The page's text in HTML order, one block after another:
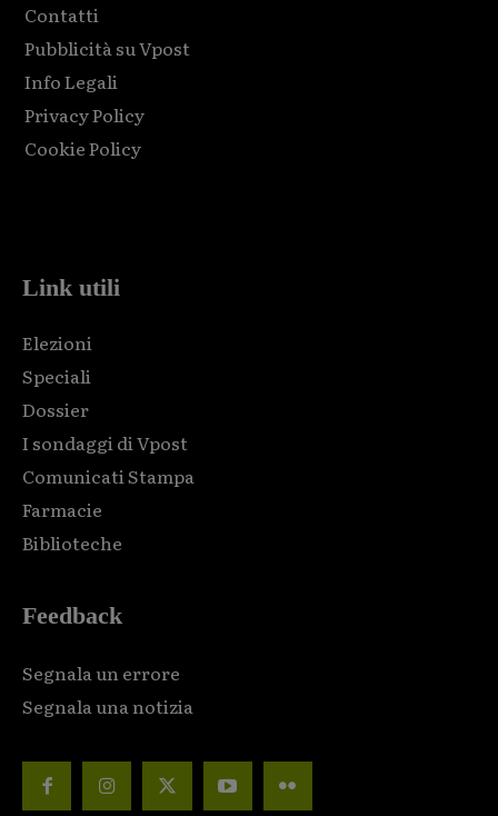
Contatti
Pubblicità su Vpost
Info Legali
Privacy Policy
Cookie Policy
Link utili
Elezioni
Speciali
Dossier
I sondaggi di Vpost
Comunicati Stampa
Farmacie
Biblioteche
Feedback
Segnala un errore
Segnala una notizia